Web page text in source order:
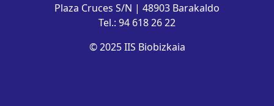
Plaza Cruces S/N | 48903 Barakaldo
Tel.: 94 618 26 22
© 2025 IIS Biobizkaia